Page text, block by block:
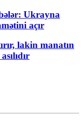
Ukrayna
açır
lakin manatın